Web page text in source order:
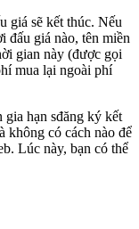
giá sẽ kết thúc. Nếu
đấu giá nào, tên miền
gian này (được gọi
mua lại ngoài phí
gia hạn sđăng ký kết
không có cách nào để
Lúc này, bạn có thể